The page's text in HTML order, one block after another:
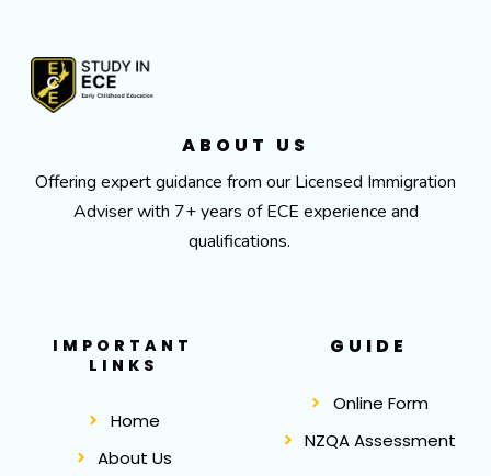
ABOUT US
Offering expert guidance from our Licensed Immigration
Adviser with 7+ years of ECE experience and
qualifications.
IMPORTANT
LINKS
Home
About Us
GUIDE
Online Form
NZQA Assessment